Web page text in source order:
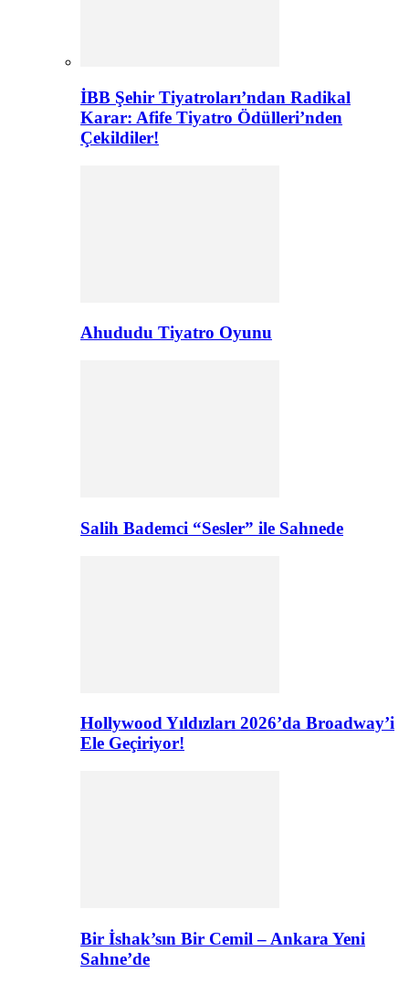
İBB Şehir Tiyatroları’ndan Radikal
Karar: Afife Tiyatro Ödülleri’nden
Çekildiler!
Ahududu Tiyatro Oyunu
Salih Bademci “Sesler” ile Sahnede
Hollywood Yıldızları 2026’da Broadway’i
Ele Geçiriyor!
Bir İshak’sın Bir Cemil – Ankara Yeni
Sahne’de